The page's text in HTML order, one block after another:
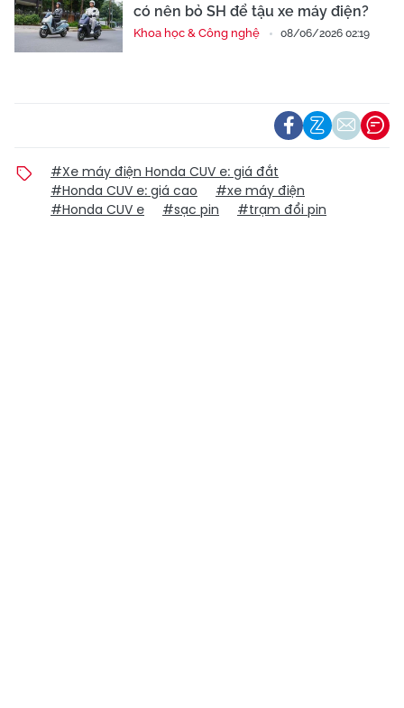
có nên bỏ SH để tậu xe máy điện?
Khoa học & Công nghệ 08/06/2026 02:19
#Xe máy điện Honda CUV e: giá đắt
#Honda CUV e: giá cao
#xe máy điện
#Honda CUV e
#sạc pin #trạm đổi pin